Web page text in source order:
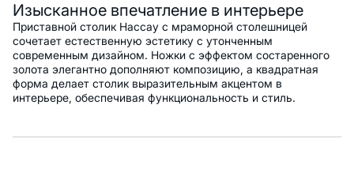
Изысканное впечатление в интерьере
Приставной столик Нассау с мраморной столешницей
сочетает естественную эстетику с утонченным
современным дизайном. Ножки с эффектом состаренного
золота элегантно дополняют композицию, а квадратная
форма делает столик выразительным акцентом в
интерьере, обеспечивая функциональность и стиль.